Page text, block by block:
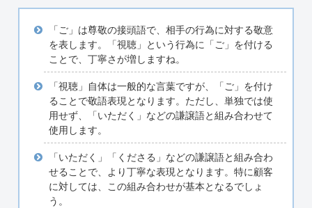
「ご」は尊敬の接頭語で、相手の行為に対する敬意
を表します。「視聴」という行為に「ご」を付ける
ことで、丁寧さが増しますね。
「視聴」自体は一般的な言葉ですが、「ご」を付け
ることで敬語表現となります。ただし、単独では使
用せず、「いただく」などの謙譲語と組み合わせて
使用します。
「いただく」「くださる」などの謙譲語と組み合わ
せることで、より丁寧な表現となります。特に顧客
に対しては、この組み合わせが基本となるでしょ
う。